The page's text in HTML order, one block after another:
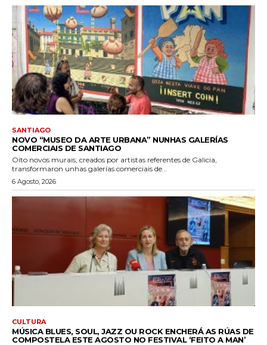
SANTIAGO
NOVO “MUSEO DA ARTE URBANA” NUNHAS GALERÍAS
COMERCIAIS DE SANTIAGO
Oito novos murais, creados por artistas referentes de Galicia,
transformaron unhas galerías comerciais de...
6 Agosto, 2026
CULTURA
MÚSICA BLUES, SOUL, JAZZ OU ROCK ENCHERÁ AS RÚAS DE
COMPOSTELA ESTE AGOSTO NO FESTIVAL ‘FEITO A MAN’